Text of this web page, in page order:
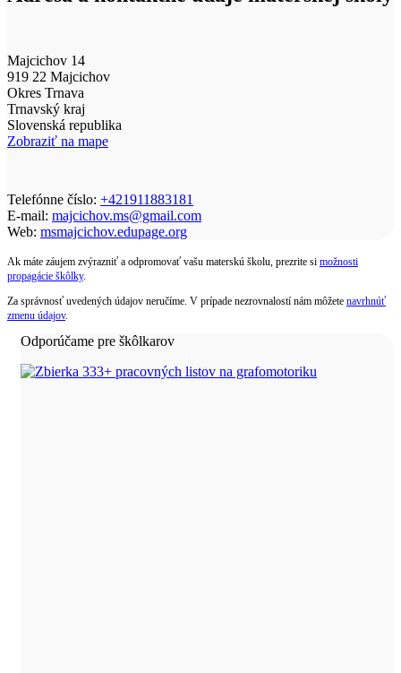
Majcichov 14
919 22 Majcichov
Okres Trnava
Trnavský kraj
Slovenská republika
Zobraziť na mape
Telefónne číslo: +421911883181
E-mail: majcichov.ms@gmail.com
Web: msmajcichov.edupage.org
Ak máte záujem zvýrazniť a odpromovať vašu materskú školu, prezrite si možnosti
propagácie škôlky.
Za správnosť uvedených údajov neručíme. V prípade nezrovnalostí nám môžete navrhnúť
zmenu údajov.
Odporúčame pre škôlkarov